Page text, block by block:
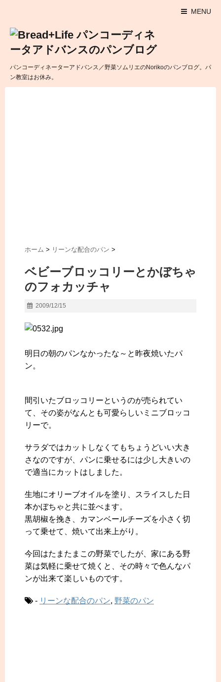
MENU
パンコーディネーターアドバンス／野菜ソムリエのNorikoのパンブログ。パ
ン教室はお休み。
ホーム > リーンな配合のパン >
ベビーブロッコリーとかぼちゃ
のフォカッチャ
2009/12/15
明日の朝のパンなかったな～と昨夜焼いたパ
ン。
間引いたブロッコリーというのが売られてい
て、その姿がなんとも可愛らしいミニブロッコ
リーで。
サラダではカットしなくてもちょうどいい大き
さなのですが、パンに乗せるには少し大きいの
で適当にカットはしました。
生地にオリーブオイルを塗り、スライスした日
本かぼちゃと共に並べます。
黒胡椒を挽き、カマンベールチーズを小さく切
って乗せて、焼いて出来上がり。
今回はたまたまこの野菜でしたが、家にある野
菜は気軽に乗せて焼くと、その時々で色んなパ
ンが出来て楽しいものです。
- リーンな配合のパン, 野菜のパン